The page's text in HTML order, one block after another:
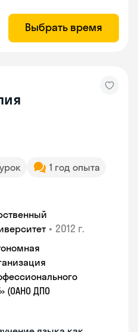
Выбрать время
1 год опыта
• 2012 г.
(ОАНО ДПО